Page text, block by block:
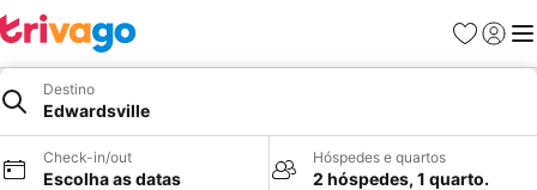
Favoritos
Iniciar
Destino
Edwardsville
Check-in/out
Escolha as datas
Hóspedes e quartos
2 hóspedes, 1 quarto.